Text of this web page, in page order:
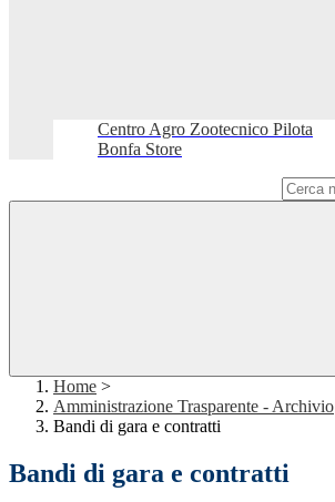
Centro Agro Zootecnico Pilota
Bonfa Store
Home >
Amministrazione Trasparente - Archivio
Bandi di gara e contratti
Bandi di gara e contratti